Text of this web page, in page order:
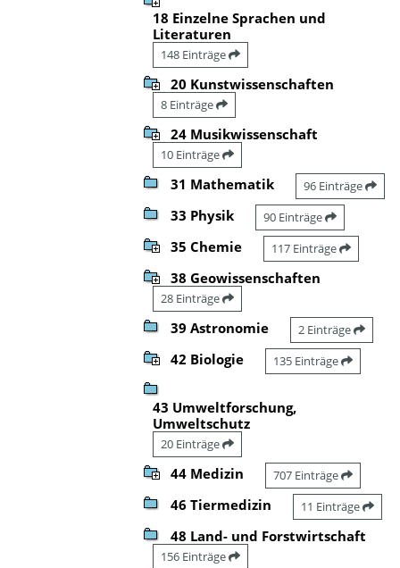
18 Einzelne Sprachen und
Literaturen
148 Einträge
20 Kunstwissenschaften
8 Einträge
24 Musikwissenschaft
10 Einträge
31 Mathematik 96 Einträge
33 Physik 90 Einträge
35 Chemie 117 Einträge
38 Geowissenschaften
28 Einträge
39 Astronomie 2 Einträge
42 Biologie 135 Einträge
43 Umweltforschung,
Umweltschutz
20 Einträge
44 Medizin 707 Einträge
46 Tiermedizin 11 Einträge
48 Land- und Forstwirtschaft
156 Einträge